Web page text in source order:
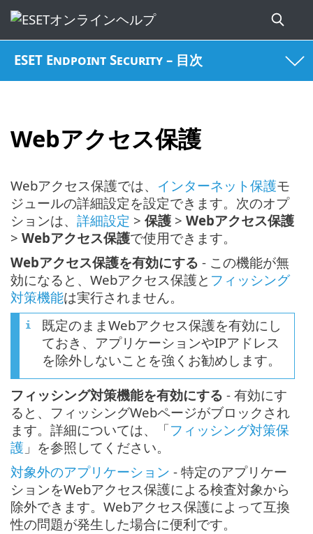
ESET Endpoint Security – 目次
Webアクセス保護
Webアクセス保護では、 インターネット保護モ
ジュールの詳細設定を設定できます。次のオプ
ションは、 詳細設定 > 保護 > Webアクセス保護
> Webアクセス保護で使用できます。
Webアクセス保護を有効にする - この機能が無
効になると、Webアクセス保護と フィッシング
対策機能は実行されません。
既定のままWebアクセス保護を有効にし
ておき、アプリケーションやIPアドレス
を除外しないことを強くお勧めします。
フィッシング対策機能を有効にする - 有効にす
ると、フィッシングWebページがブロックされ
ます。詳細については、「フィッシング対策保
護 」を参照してください。
対象外のアプリケーション - 特定のアプリケー
ションをWebアクセス保護による検査対象から
除外できます。Webアクセス保護によって互換
性の問題が発生した場合に便利です。